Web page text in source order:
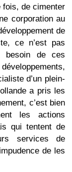
fois, de cimenter
corporation au
de
ce n’est pas
besoin de ces
d’un plein-
a pris les
c’est bien
les actions
qui tentent de
services de
de les